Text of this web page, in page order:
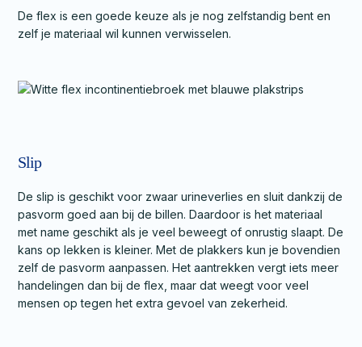
De flex is een goede keuze als je nog zelfstandig bent en
zelf je materiaal wil kunnen verwisselen.
Slip
De slip is geschikt voor zwaar urineverlies en sluit dankzij de
pasvorm goed aan bij de billen. Daardoor is het materiaal
met name geschikt als je veel beweegt of onrustig slaapt. De
kans op lekken is kleiner. Met de plakkers kun je bovendien
zelf de pasvorm aanpassen. Het aantrekken vergt iets meer
handelingen dan bij de flex, maar dat weegt voor veel
mensen op tegen het extra gevoel van zekerheid.